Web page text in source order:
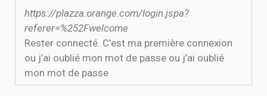
https://plazza.orange.com/login.jspa?
referer=%252Fwelcome
Rester connecté. C’est ma première connexion
ou j’ai oublié mon mot de passe ou j’ai oublié
mon mot de passe